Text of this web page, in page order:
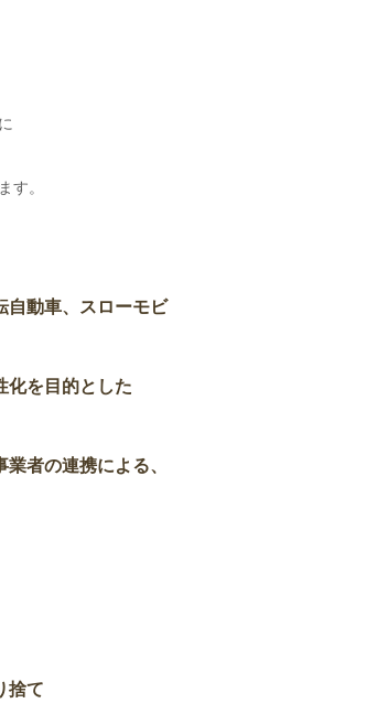
す。
動車、スローモビ
を目的とした
者の連携による、
捨て